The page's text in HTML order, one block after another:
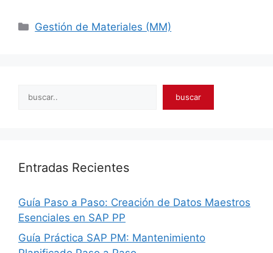
Categories
Gestión de Materiales (MM)
Search buscar
Entradas Recientes
Guía Paso a Paso: Creación de Datos Maestros
Esenciales en SAP PP
Guía Práctica SAP PM: Mantenimiento